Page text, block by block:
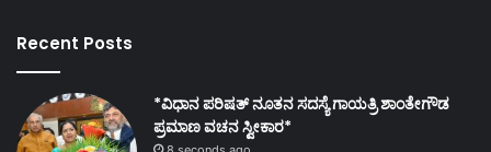
Recent Posts
*ವಿಧಾನ ಪರಿಷತ್ ನೂತನ ಸದಸ್ಯೆ ಗಾಯತ್ರಿ ಶಾಂತೇಗೌಡ
ಪ್ರಮಾಣ ವಚನ ಸ್ವೀಕಾರ*